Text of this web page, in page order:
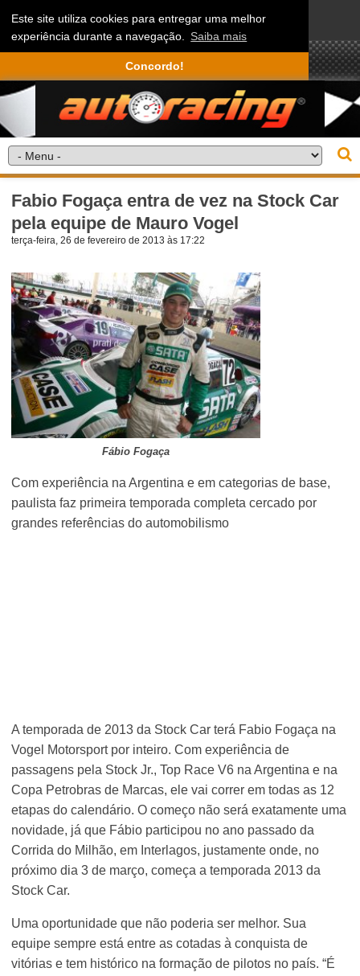
Este site utiliza cookies para entregar uma melhor
experiência durante a navegação. Saiba mais
Concordo!
Fabio Fogaça entra de vez na Stock Car
pela equipe de Mauro Vogel
terça-feira, 26 de fevereiro de 2013 às 17:22
Fábio Fogaça
Com experiência na Argentina e em categorias de base,
paulista faz primeira temporada completa cercado por
grandes referências do automobilismo
A temporada de 2013 da Stock Car terá Fabio Fogaça na
Vogel Motorsport por inteiro. Com experiência de
passagens pela Stock Jr., Top Race V6 na Argentina e na
Copa Petrobras de Marcas, ele vai correr em todas as 12
etapas do calendário. O começo não será exatamente uma
novidade, já que Fábio participou no ano passado da
Corrida do Milhão, em Interlagos, justamente onde, no
próximo dia 3 de março, começa a temporada 2013 da
Stock Car.
Uma oportunidade que não poderia ser melhor. Sua
equipe sempre está entre as cotadas à conquista de
vitórias e tem histórico na formação de pilotos no país. “É